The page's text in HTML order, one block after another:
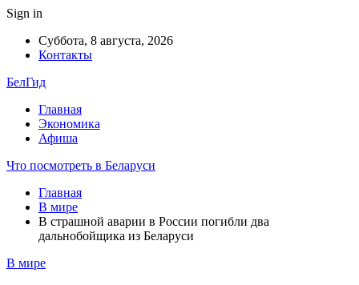
Sign in
Суббота, 8 августа, 2026
Контакты
БелГид
Главная
Экономика
Афиша
Что посмотреть в Беларуси
Главная
В мире
В страшной аварии в России погибли два
дальнобойщика из Беларуси
В мире